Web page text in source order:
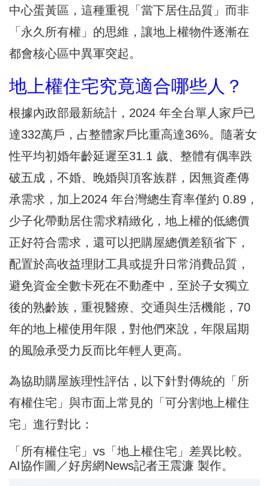
中心蛋黃區，這種重視「當下居住品質」而非
「永久所有權」的思維，讓地上權物件逐漸在
都會核心區中異軍突起。
地上權住宅究竟適合哪些人？
根據內政部最新統計，2024 年全台單人家戶已
達332萬戶，占整體家戶比重高達36%。隨著女
性平均初婚年齡延遲至31.1 歲、整體有偶率跌
破五成，不婚、晚婚與頂客族群，因無資產傳
承需求，加上2024 年台灣總生育率僅約 0.89，
少子化帶動居住需求精緻化，地上權的低總價
正好符合需求，還可以把購屋總價差額省下，
配置於高收益理財工具或提升日常消費品質，
避免資金全數卡死在不動產中，至於子女獨立
後的熟齡族，重視醫療、交通與生活機能，70
年的地上權使用年限，對他們來說，年限屆期
的風險承受力反而比年輕人更高。
為協助購屋族理性評估，以下針對傳統的「所
有權住宅」與市面上常見的「可分割地上權住
宅」進行對比：
「所有權住宅」vs「地上權住宅」差異比較。
AI協作圖／好房網News記者王震濂 製作。